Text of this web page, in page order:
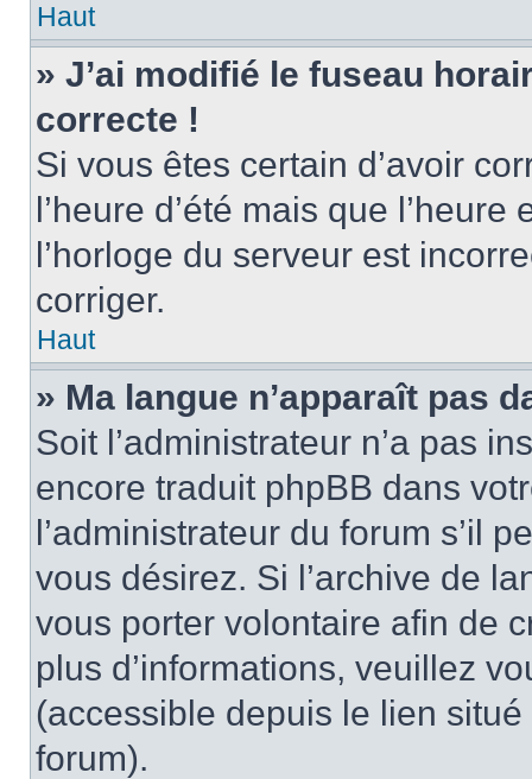
Haut
» J’ai modifié le fuseau
correcte !
Si vous êtes certain d’avoir
l’heure d’été mais que
l’horloge du serveur est
corriger.
Haut
» Ma langue n’apparaît pas
Soit l’administrateur n’a pas
encore traduit phpBB dans
l’administrateur du forum s’il
vous désirez. Si l’archive de
vous porter volontaire afin de
plus d’informations, veuillez
(accessible depuis le lien
forum).